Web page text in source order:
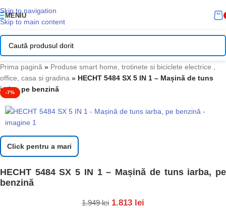
Skip to navigation
Skip to main content
MENIU
Prima pagină » Produse smart home, trotinete si biciclete electrice ,
office, casa si gradina » HECHT 5484 SX 5 IN 1 – Mașină de tuns
iarba, pe benzină
-7%
Click pentru a mari
HECHT 5484 SX 5 IN 1 – Mașină de tuns iarba, pe
benzină
1.949lei 1.813 lei